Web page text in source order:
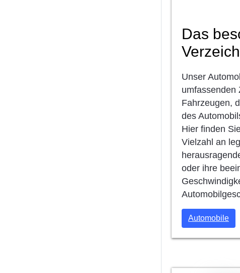
Das
Unser
umfassenden
Fahrzeugen,
des
Hier finden
Vielzahl an
oder ihre
Automobile